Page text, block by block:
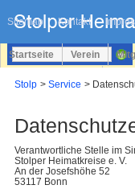
Sitemap Kontakt
überspringen
Startseite Verein
Stolp Service
Verantwortliche Stelle im
Stolper Heimatkreise e. V.
An der Josefshöhe 52
53117 Bonn